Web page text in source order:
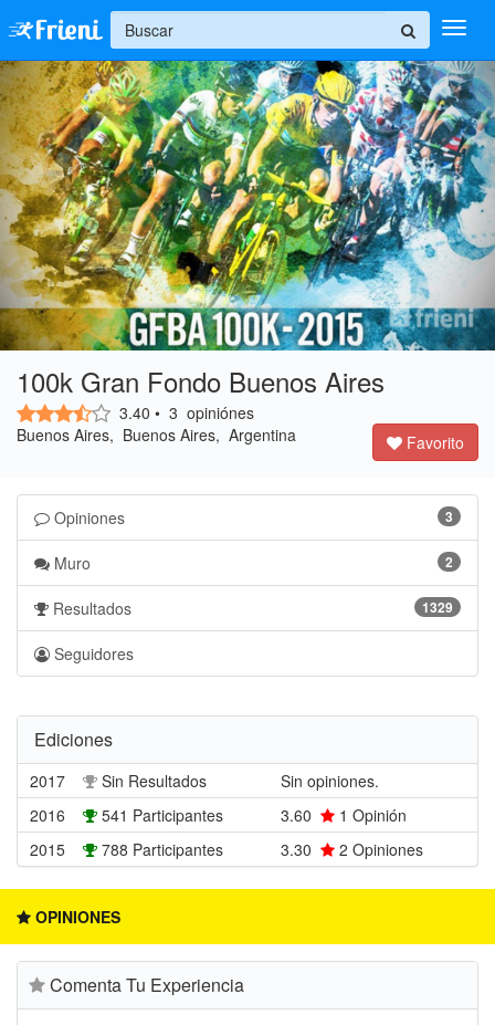
Ingresar
Inicio
Ayuda
+
100k Gran Fondo Buenos Aires
3.40 • 3 opiniónes
Buenos Aires, Buenos Aires, Argentina
Favorito
3
Opiniones
2
Muro
1329
Resultados
Seguidores
Ediciones
2017 Sin Resultados
Sin opiniones.
2016
541 Participantes 3.60 1 Opinión
2015
788 Participantes 3.30 2 Opiniones
OPINIONES
Comenta Tu Experiencia